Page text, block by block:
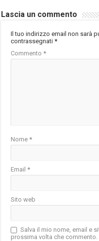
Lascia un commento
Il tuo indirizzo email non sarà
contrassegnati*
Commento*
Nome*
Email*
Sito web
Salva il mio nome, email e
prossima volta che commento.